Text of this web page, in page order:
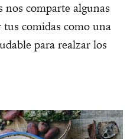
nos comparte algunas
tus comidas como una
para realzar los